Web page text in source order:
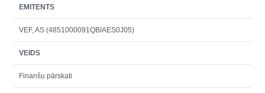
EMITENTS
VEF, AS (4851000091QBIAES0J05)
VEIDS
Finanšu pārskati